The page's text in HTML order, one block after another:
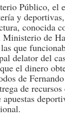
Público, el
y
conocida
de
que
delator del
el dinero
de
de
apuestas